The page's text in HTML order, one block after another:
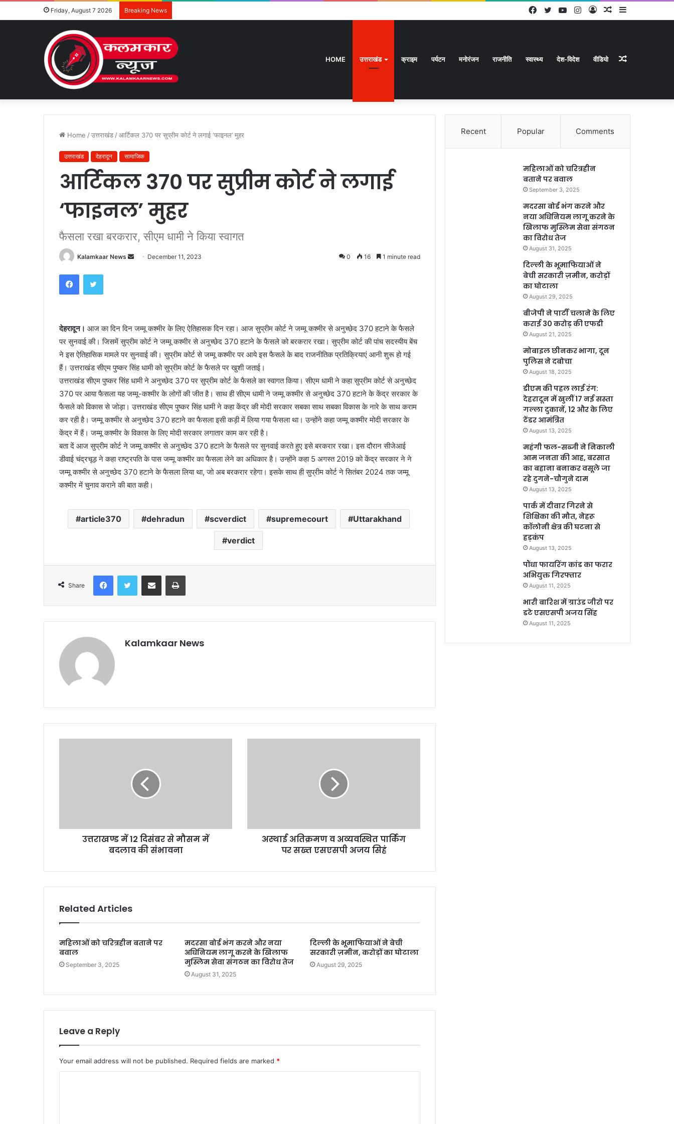
Friday, August 7 2026 Breaking News
Random
Log
Instagram
YouTube
Twitter
Facebook
HOME उत्तराखंड क्राइम पर्यटन मनोरंजन राजनीति स्वास्थ्य देश-विदेश वीडियो
Home /उत्तराखंड /आर्टिकल 370 पर सुप्रीम कोर्ट ने लगाई ‘फाइनल’ मुहर
उत्तराखंड देहरादून सामाजिक
आर्टिकल 370 पर सुप्रीम कोर्ट ने लगाई
‘फाइनल’ मुहर
फैसला रखा बरकरार, सीएम धामी ने किया स्वागत
Kalamkaar News
e
m
a
i
l
December 11, 2023 0 16 1 minute read
देहरादून। आज का दिन दिन जम्मू कश्मीर के लिए ऐतिहासक दिन रहा। आज सुप्रीम कोर्ट ने जम्मू कश्मीर से अनुच्छेद 370 हटाने के फैसले
पर सुनवाई की। जिसमें सुप्रीम कोर्ट ने जम्मू कश्मीर से अनुच्छेद 370 हटाने के फैसले को बरकरार रखा। सुप्रीम कोर्ट की पांच सदस्यीय बेंच
ने इस ऐतिहासिक मामले पर सुनवाई की। सुप्रीम कोर्ट से जम्मू कश्मीर पर आये इस फैसले के बाद राजनीतिक प्रतिक्रियाएं आनी शुरू हो गई
हैं। उत्तराखंड सीएम पुष्कर सिंह धामी को सुप्रीम कोर्ट के फैसले पर खुशी जताई।
उत्तराखंड सीएम पुष्कर सिंह धामी ने अनुच्छेद 370 पर सुप्रीम कोर्ट के फैसले का स्वागत किया। सीएम धामी ने कहा सुप्रीम कोर्ट से अनुच्छेद
370 पर आया फैसला यह जम्मू-कश्मीर के लोगों की जीत है। साथ ही सीएम धामी ने जम्मू कश्मीर से अनुच्छेद 370 हटाने के केंद्र सरकार के
फैसले को विकास से जोड़ा। उत्तराखंड सीएम पुष्कर सिंह धामी ने कहा केंद्र की मोदी सरकार सबका साथ सबका विकास के नारे के साथ कराम
कर रही है। जम्मू कश्मीर से अनुच्छेद 370 हटाने का फैसला इसी कड़ी में लिया गया फैसला था। उन्होंने कहा जम्मू कश्मीर मोदी सरकार के
केंद्र में हैं। जम्मू कश्मीर के विकास के लिए मोदी सरकार लगातार काम कर रही है।
बता दें आज सुप्रीम कोर्ट ने जम्मू कश्मीर से अनुच्छेद 370 हटाने के फैसले पर सुनवाई करते हुए इसे बरकरार रखा। इस दौरान सीजेआई
डीवाई चंद्रचूड़ ने कहा राष्ट्रपति के पास जम्मू कश्मीर का फैसला लेने का अधिकार है। उन्होंने कहा 5 अगस्त 2019 को केंद्र सरकार ने ने
जम्मू कश्मीर से अनुच्छेद 370 हटाने के फैसला लिया था, जो अब बरकरार रहेगा। इसके साथ ही सुप्रीम कोर्ट ने सितंबर 2024 तक जम्मू
कश्मीर में चुनाव कराने की बात कही।
article370 dehradun scverdict supremecourt Uttarakhand
verdict
Share
Kalamkaar News
उत्तराखण्ड में 12 दिसंबर से मौसम में
बदलाव की संभावना
अस्थाई अतिक्रमण व अव्यवस्थित पार्किंग
पर सख्त एसएसपी अजय सिहं
Related Articles
महिलाओं को चरित्रहीन बताने पर
बवाल
September 3, 2025
मदरसा बोर्ड भंग करने और नया
अधिनियम लागू करने के खिलाफ
मुस्लिम सेवा संगठन का विरोध तेज
August 31, 2025
दिल्ली के भूमाफियाओं ने बेची
सरकारी ज़मीन, करोड़ों का घोटाला
August 29, 2025
Leave a Reply
Your email address will not be published. Required fields are marked *
Recent Popular Comments
महिलाओं को चरित्रहीन
बताने पर बवाल
September 3, 2025
मदरसा बोर्ड भंग करने और
नया अधिनियम लागू करने के
खिलाफ मुस्लिम सेवा संगठन
का विरोध तेज
August 31, 2025
दिल्ली के भूमाफियाओं ने
बेची सरकारी ज़मीन, करोड़ों
का घोटाला
August 29, 2025
बीजेपी ने पार्टी चलाने के लिए
कराई 30 करोड़ की एफडी
August 21, 2025
मोबाइल छीनकर भागा, दून
पुलिस ने दबोचा
August 18, 2025
डीएम की पहल लाई रंग:
देहरादून में खुलीं 17 नई सस्ता
गल्ला दुकानें, 12 और के लिए
टेंडर आमंत्रित
August 13, 2025
महंगी फल-सब्जी ने निकाली
आम जनता की आह, बरसात
का बहाना बनाकर वसूले जा
रहे दुगने-चौगुने दाम
August 13, 2025
पार्क में दीवार गिरने से
शिक्षिका की मौत, नेहरू
कॉलोनी क्षेत्र की घटना से
हड़कंप
August 13, 2025
पौंधा फायरिंग कांड का फरार
अभियुक्त गिरफ्तार
August 11, 2025
भारी बारिश में ग्राउंड जीरो पर
डटे एसएसपी अजय सिंह
August 11, 2025